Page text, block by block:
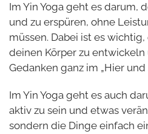
Im Yin Yoga geht es darum,
und zu erspüren, ohne
müssen. Dabei ist es
deinen Körper zu
Gedanken ganz im „Hier und
Im Yin Yoga geht es auch
aktiv zu sein und etwas
sondern die Dinge einfach